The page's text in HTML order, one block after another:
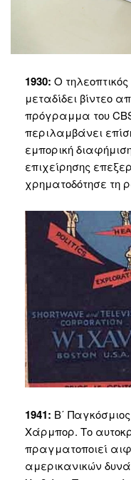
1930: Ο
μεταδίδει βίντεο
πρόγραμμα του
περιλαμβάνει
εμπορική
επιχείρησης
χρηματοδότησε τη
1941: Β΄
Χάρμπορ. Το
πραγματοποιεί
αμερικανικών